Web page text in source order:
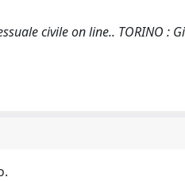
civile on line.. TORINO :